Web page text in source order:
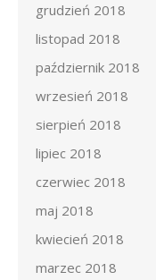
grudzień 2018
listopad 2018
październik 2018
wrzesień 2018
sierpień 2018
lipiec 2018
czerwiec 2018
maj 2018
kwiecień 2018
marzec 2018